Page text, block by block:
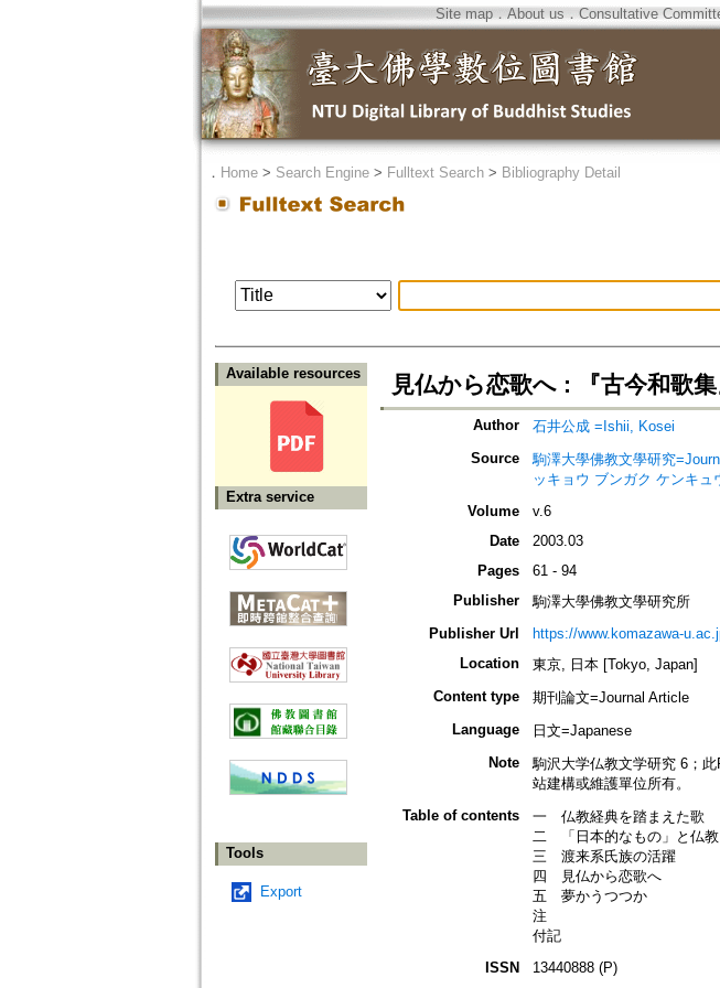
Site map．About us ． Consultative
． Home> Search Engine> Fulltext Search> Bibliography Detail
Available resources
Extra service
Tools
Export
見仏から恋歌へ : 『古今和歌
Author
石井公成 =Ishii, Kosei
Source
駒澤大學佛教文學研究
ッキョウ ブンガク ケンキュ
Volume
v.6
Date
2003.03
Pages
61 - 94
Publisher
駒澤大學佛教文學研究所
Publisher Url
https://www.komazawa-
Location
東京, 日本 [Tokyo, Japan]
Content type
期刊論文=Journal Article
Language
日文=Japanese
Note
駒沢大学仏教文学研究 6；
站建構或維護單位所有。
Table of contents
一 仏教経典を踏まえた歌
二 「日本的なもの」と仏教
三 渡来系氏族の活躍
四 見仏から恋歌へ
五 夢かうつつか
注
付記
ISSN
13440888 (P)